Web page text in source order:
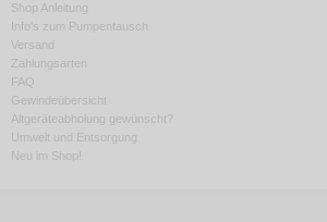
Shop Anleitung
Info's zum Pumpentausch
Versand
Zahlungsarten
FAQ
Gewindeübersicht
Altgeräteabholung gewünscht?
Umwelt und Entsorgung
Neu im Shop!